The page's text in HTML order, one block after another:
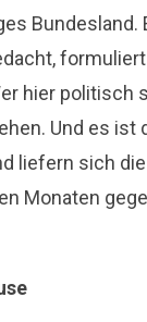
hier politisch
Und es ist
liefern sich die
Monaten